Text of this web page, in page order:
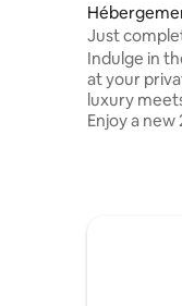
n
Just
Compound
Indulge in
at your
luxury
Enjoy a
court, a
spaces,
perfect to